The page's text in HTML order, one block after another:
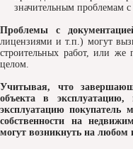
значительным проблемам
Проблемы с
лицензиями и т.п.) могут
строительных работ, или же
целом.
Учитывая, что
объекта в
эксплуатацию покупатель
собственности на
могут возникнуть на любом